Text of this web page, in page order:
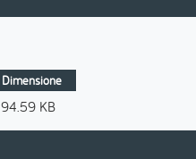
Dimensione
KB